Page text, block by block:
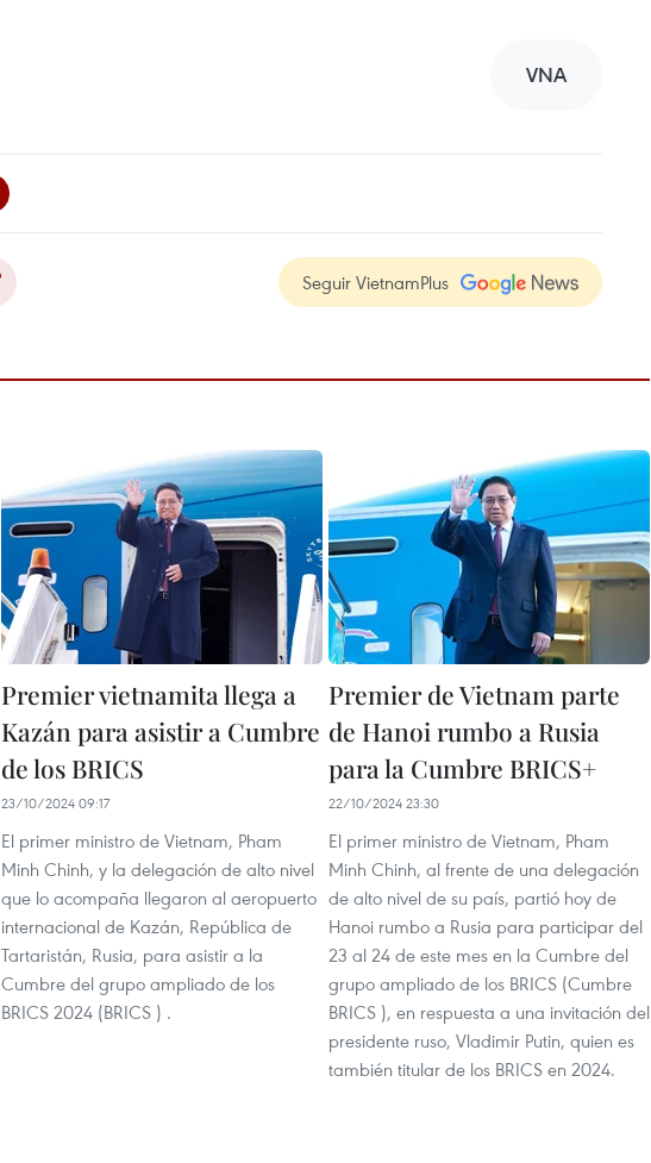
VNA
Seguir VietnamPlus
Premier vietnamita llega a
Kazán para asistir a Cumbre
de los BRICS
23/10/2024 09:17
El primer ministro de Vietnam, Pham
Minh Chinh, y la delegación de alto nivel
que lo acompaña llegaron al aeropuerto
internacional de Kazán, República de
Tartaristán, Rusia, para asistir a la
Cumbre del grupo ampliado de los
BRICS 2024 (BRICS ) .
Premier de Vietnam parte
de Hanoi rumbo a Rusia
para la Cumbre BRICS+
22/10/2024 23:30
El primer ministro de Vietnam, Pham
Minh Chinh, al frente de una delegación
de alto nivel de su país, partió hoy de
Hanoi rumbo a Rusia para participar del
23 al 24 de este mes en la Cumbre del
grupo ampliado de los BRICS (Cumbre
BRICS ), en respuesta a una invitación del
presidente ruso, Vladimir Putin, quien es
también titular de los BRICS en 2024.